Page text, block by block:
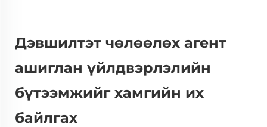
Дэвшилтэт чөлөөлөх агент
ашиглан үйлдвэрлэлийн
бүтээмжийг хамгийн их
байлгах